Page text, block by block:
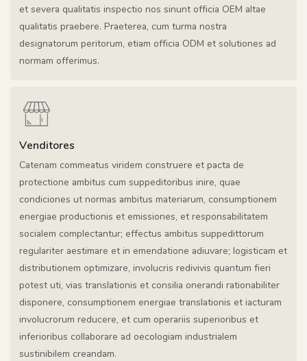
et severa qualitatis inspectio nos sinunt officia OEM altae
qualitatis praebere. Praeterea, cum turma nostra
designatorum peritorum, etiam officia ODM et solutiones ad
normam offerimus.
Venditores
Catenam commeatus viridem construere et pacta de
protectione ambitus cum suppeditoribus inire, quae
condiciones ut normas ambitus materiarum, consumptionem
energiae productionis et emissiones, et responsabilitatem
socialem complectantur; effectus ambitus suppedittorum
regulariter aestimare et in emendatione adiuvare; logisticam et
distributionem optimizare, involucris redivivis quantum fieri
potest uti, vias translationis et consilia onerandi rationabiliter
disponere, consumptionem energiae translationis et iacturam
involucrorum reducere, et cum operariis superioribus et
inferioribus collaborare ad oecologiam industrialem
sustinibilem creandam.